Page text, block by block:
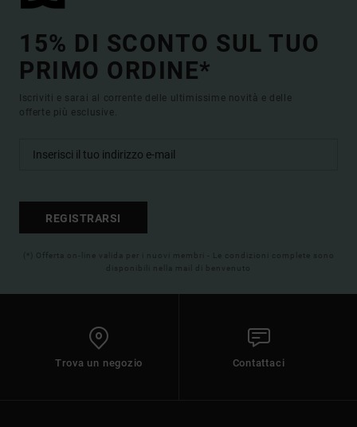
15% DI SCONTO SUL TUO
PRIMO ORDINE*
Iscriviti e sarai al corrente delle ultimissime novità e delle
offerte più esclusive.
REGISTRARSI
(*) Offerta on-line valida per i nuovi membri - Le condizioni complete sono
disponibili nella mail di benvenuto
Trova un negozio Contattaci